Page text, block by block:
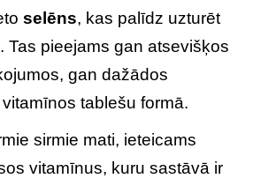
selēns, kas palīdz uzturēt
Tas pieejams gan atsevišķos
gan dažādos
tablešu formā.
sirmie mati, ieteicams
vitamīnus, kuru sastāvā ir